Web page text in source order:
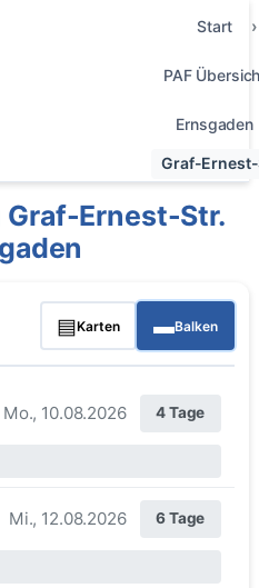
Start
PAF
Ernsgaden
Graf-
Ernest-Str.
▤Karten ▬Balken
Mo., 10.08.2026 4 Tage
Mi., 12.08.2026 6 Tage